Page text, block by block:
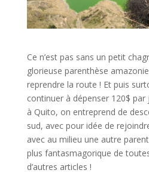
Ce n’est pas sans un petit
glorieuse parenthèse
reprendre la route ! Et puis
continuer à dépenser 120$
à Quito, on entreprend de
sud, avec pour idée de
avec au milieu une autre
plus fantasmagorique de
d’autres articles !